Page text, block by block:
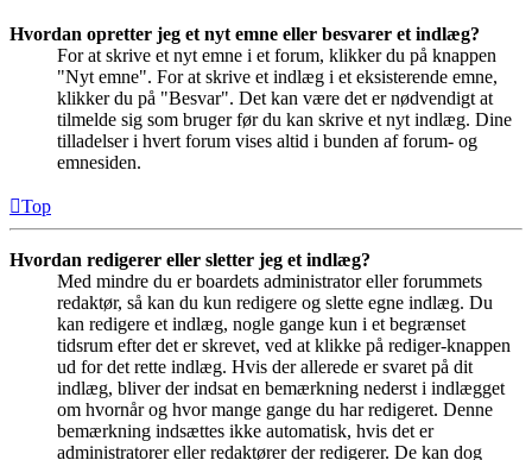
Hvordan opretter jeg et nyt emne eller besvarer et indlæg?
For at skrive et nyt emne i et forum, klikker du på knappen
"Nyt emne". For at skrive et indlæg i et eksisterende emne,
klikker du på "Besvar". Det kan være det er nødvendigt at
tilmelde sig som bruger før du kan skrive et nyt indlæg. Dine
tilladelser i hvert forum vises altid i bunden af forum- og
emnesiden.
Top
Hvordan redigerer eller sletter jeg et indlæg?
Med mindre du er boardets administrator eller forummets
redaktør, så kan du kun redigere og slette egne indlæg. Du
kan redigere et indlæg, nogle gange kun i et begrænset
tidsrum efter det er skrevet, ved at klikke på rediger-knappen
ud for det rette indlæg. Hvis der allerede er svaret på dit
indlæg, bliver der indsat en bemærkning nederst i indlægget
om hvornår og hvor mange gange du har redigeret. Denne
bemærkning indsættes ikke automatisk, hvis det er
administratorer eller redaktører der redigerer. De kan dog